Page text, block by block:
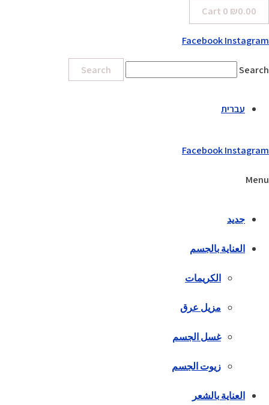
₪0.00
0
Cart
FacebookInstagram
Search
Search
עברית
FacebookInstagram
Menu
جديد
العناية بالجسم
الكريمات
مزيل عرق
غسل الجسم
زيوت الجسم
العناية بالشعر